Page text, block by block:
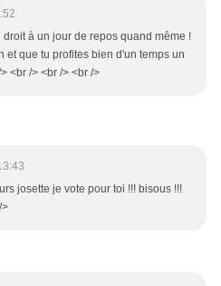
droit à un jour de repos quand même !
et que tu profites bien d'un temps un
<br /> <br /> <br />
josette je vote pour toi !!! bisous !!!
>